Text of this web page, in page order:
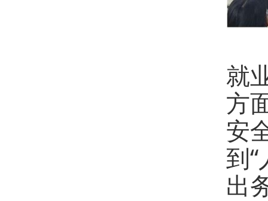
就
方
安
到
出